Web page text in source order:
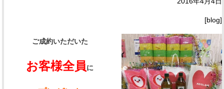
[blog]
ご成約いただいた
お客様全員に